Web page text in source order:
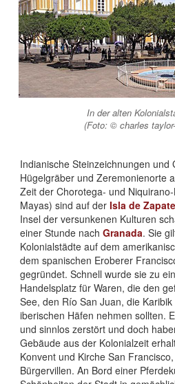
In der alten
(Foto: © charles
Indianische Steinzeichnungen und
Hügelgräber und Zeremonienorte
Zeit der Chorotega- und
Mayas) sind auf der Isla de
Insel der versunkenen Kulturen
einer Stunde nach Granada. Sie
Kolonialstädte auf dem
dem spanischen Eroberer
gegründet. Schnell wurde sie zu
Handelsplatz für Waren, die den
See, den Río San Juan, die
iberischen Häfen nehmen sollten.
und sinnlos zerstört und doch
Gebäude aus der Kolonialzeit
Konvent und Kirche San
Bürgervillen. An Bord einer